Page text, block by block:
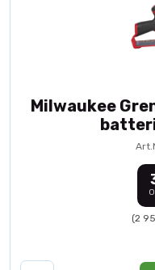
Milwaukee
(2